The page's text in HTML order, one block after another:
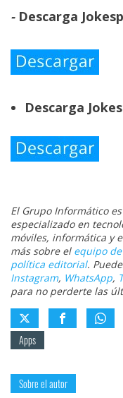
- Descarga
Descarga
El Grupo Informático
especializado en
móviles, informática y
más sobre el equipo
política editorial.
Instagram, WhatsApp,
para no perderte las
Apps
Sobre el autor